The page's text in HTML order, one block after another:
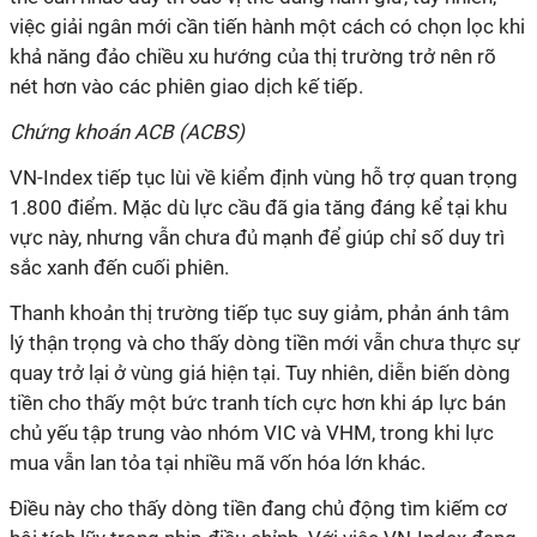
việc giải ngân mới cần tiến hành một cách có chọn lọc khi
khả năng đảo chiều xu hướng của thị trường trở nên rõ
nét hơn vào các phiên giao dịch kế tiếp.
Chứng khoán ACB (ACBS)
VN-Index tiếp tục lùi về kiểm định vùng hỗ trợ quan trọng
1.800 điểm. Mặc dù lực cầu đã gia tăng đáng kể tại khu
vực này, nhưng vẫn chưa đủ mạnh để giúp chỉ số duy trì
sắc xanh đến cuối phiên.
Thanh khoản thị trường tiếp tục suy giảm, phản ánh tâm
lý thận trọng và cho thấy dòng tiền mới vẫn chưa thực sự
quay trở lại ở vùng giá hiện tại. Tuy nhiên, diễn biến dòng
tiền cho thấy một bức tranh tích cực hơn khi áp lực bán
chủ yếu tập trung vào nhóm VIC và VHM, trong khi lực
mua vẫn lan tỏa tại nhiều mã vốn hóa lớn khác.
Điều này cho thấy dòng tiền đang chủ động tìm kiếm cơ